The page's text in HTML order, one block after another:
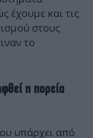
έχουμε και τις
στους
το
η πορεία
υπάρχει από